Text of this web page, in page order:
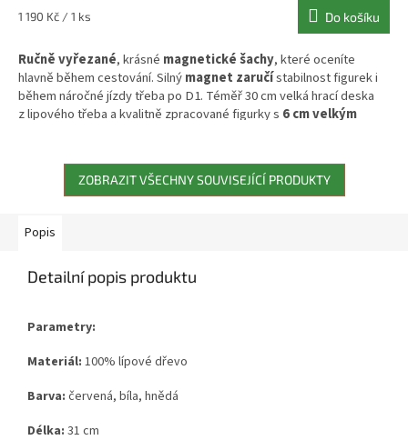
Měrná
1 190 Kč / 1 ks Do košíku
Ručně vyřezané, krásné magnetické šachy, které oceníte
hlavně během cestování. Silnýmagnet zaručístabilnost figurek i
během náročné jízdy třeba po D1. Téměř 30 cm velká hrací deska
z lipového třeba a kvalitně zpracované figurky s 6 cm velkým
vnitřek krabičky je opatřen zeleným velurem pro snadné uschování
vašich figurek. Celková váha je v tomto případě jen 650 gramů.
ZOBRAZIT VŠECHNY SOUVISEJÍCÍ PRODUKTY
Popis
Detailní popis produktu
Parametry:
Materiál: 100% lípové dřevo
Barva: červená, bíla, hnědá
Délka: 31 cm